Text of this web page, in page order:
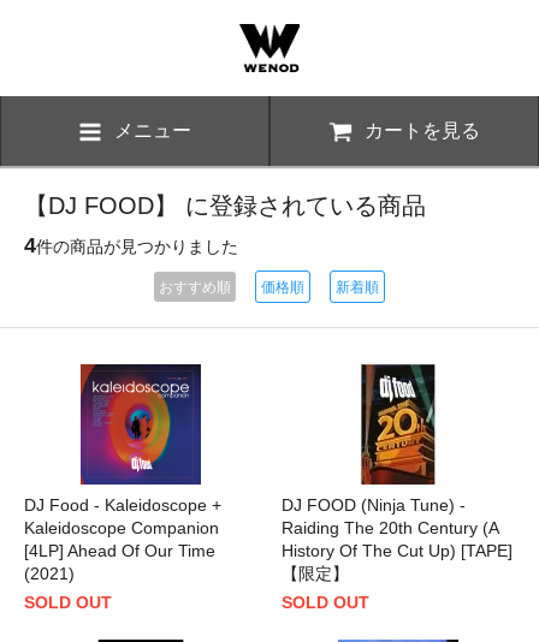
メニュー カートを見る
【DJ FOOD】 に登録されている商品
4件の商品が見つかりました
おすすめ順 価格順 新着順
DJ Food - Kaleidoscope +
Kaleidoscope Companion
[4LP] Ahead Of Our Time
(2021)
SOLD OUT
DJ FOOD (Ninja Tune) -
Raiding The 20th Century (A
History Of The Cut Up) [TAPE]
【限定】
SOLD OUT